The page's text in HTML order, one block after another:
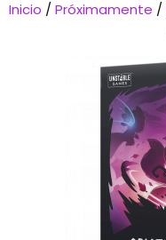
Inicio /Próximamente /